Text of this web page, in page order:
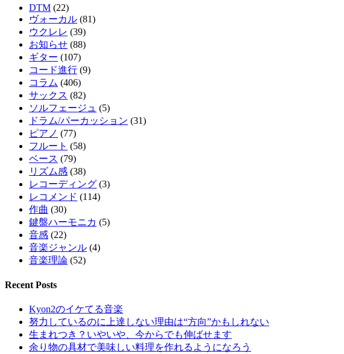
DTM (22)
ヴォーカル (81)
ウクレレ (39)
お知らせ (88)
ギター (107)
コード進行 (9)
コラム (406)
サックス (82)
ソルフェージュ (5)
ドラム/パーカッション (31)
ピアノ (77)
フルート (58)
ベース (79)
リズム感 (38)
レコーディング (3)
レコメンド (114)
作曲 (30)
鍵盤ハーモニカ (5)
音感 (22)
音楽ジャンル (4)
音楽理論 (52)
Recent Posts
Kyon2のイケてる音楽
努力しているのに上達しない理由は“方向”かもしれない
生まれつき？いやいや、今からでも伸ばせます
余り物の具材で美味しい料理を作れるようになろう